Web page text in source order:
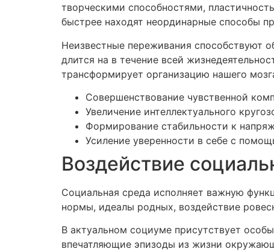
творческими способностями,
быстрее находят неординарные способы
Неизвестные переживания способствуют
длится на в течение всей
трансформирует организацию нашего
Совершенствование чувственной
Увеличение интеллектуального
Формирование стабильности к
Усиление уверенности в себе с
Воздействие
Социальная среда исполняет важную
нормы, идеалы родных, воздействие
В актуальном социуме присутствует
впечатляющие эпизоды из жизни